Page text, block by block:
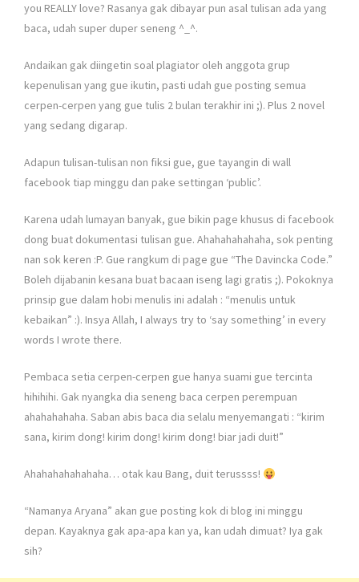
you REALLY love? Rasanya gak dibayar pun asal tulisan ada yang
baca, udah super duper seneng ^_^.
Andaikan gak diingetin soal plagiator oleh anggota grup
kepenulisan yang gue ikutin, pasti udah gue posting semua
cerpen-cerpen yang gue tulis 2 bulan terakhir ini ;). Plus 2 novel
yang sedang digarap.
Adapun tulisan-tulisan non fiksi gue, gue tayangin di wall
facebook tiap minggu dan pake settingan ‘public’.
Karena udah lumayan banyak, gue bikin page khusus di facebook
dong buat dokumentasi tulisan gue. Ahahahahahaha, sok penting
nan sok keren :P. Gue rangkum di page gue “The Davincka Code.”
Boleh dijabanin kesana buat bacaan iseng lagi gratis ;). Pokoknya
prinsip gue dalam hobi menulis ini adalah : “menulis untuk
kebaikan” :). Insya Allah, I always try to ‘say something’ in every
words I wrote there.
Pembaca setia cerpen-cerpen gue hanya suami gue tercinta
hihihihi. Gak nyangka dia seneng baca cerpen perempuan
ahahahahaha. Saban abis baca dia selalu menyemangati : “kirim
sana, kirim dong! kirim dong! kirim dong! biar jadi duit!”
Ahahahahahahaha… otak kau Bang, duit terussss!
“Namanya Aryana” akan gue posting kok di blog ini minggu
depan. Kayaknya gak apa-apa kan ya, kan udah dimuat? Iya gak
sih?